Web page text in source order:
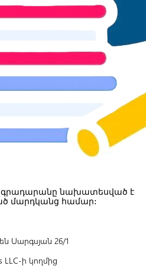
գրադարանը նախատեսված է
մարդկանց համար:
Սարգսյան 26/1
LLC-ի կողմից